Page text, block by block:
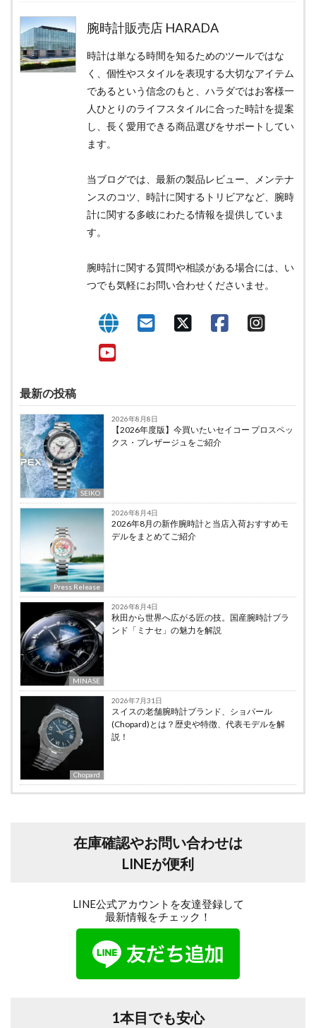
腕時計販売店 HARADA
時計は単なる時間を知るためのツールではな
く、個性やスタイルを表現する大切なアイテム
であるという信念のもと、ハラダではお客様一
人ひとりのライフスタイルに合った時計を提案
し、長く愛用できる商品選びをサポートしてい
ます。
当ブログでは、最新の製品レビュー、メンテナ
ンスのコツ、時計に関するトリビアなど、腕時
計に関する多岐にわたる情報を提供していま
す。
腕時計に関する質問や相談がある場合には、い
つでも気軽にお問い合わせくださいませ。
最新の投稿
SEIKO
2026年8月8日
【2026年度版】今買いたいセイコー プロスペッ
クス・プレザージュをご紹介
Press Release
2026年8月4日
2026年8月の新作腕時計と当店入荷おすすめモ
デルをまとめてご紹介
MINASE
2026年8月4日
秋田から世界へ広がる匠の技。国産腕時計ブラ
ンド「ミナセ」の魅力を解説
Chopard
2026年7月31日
スイスの老舗腕時計ブランド、ショパール
(Chopard)とは？歴史や特徴、代表モデルを解
説！
在庫確認やお問い合わせは
LINEが便利
LINE公式アカウントを友達登録して
最新情報をチェック！
1本目でも安心